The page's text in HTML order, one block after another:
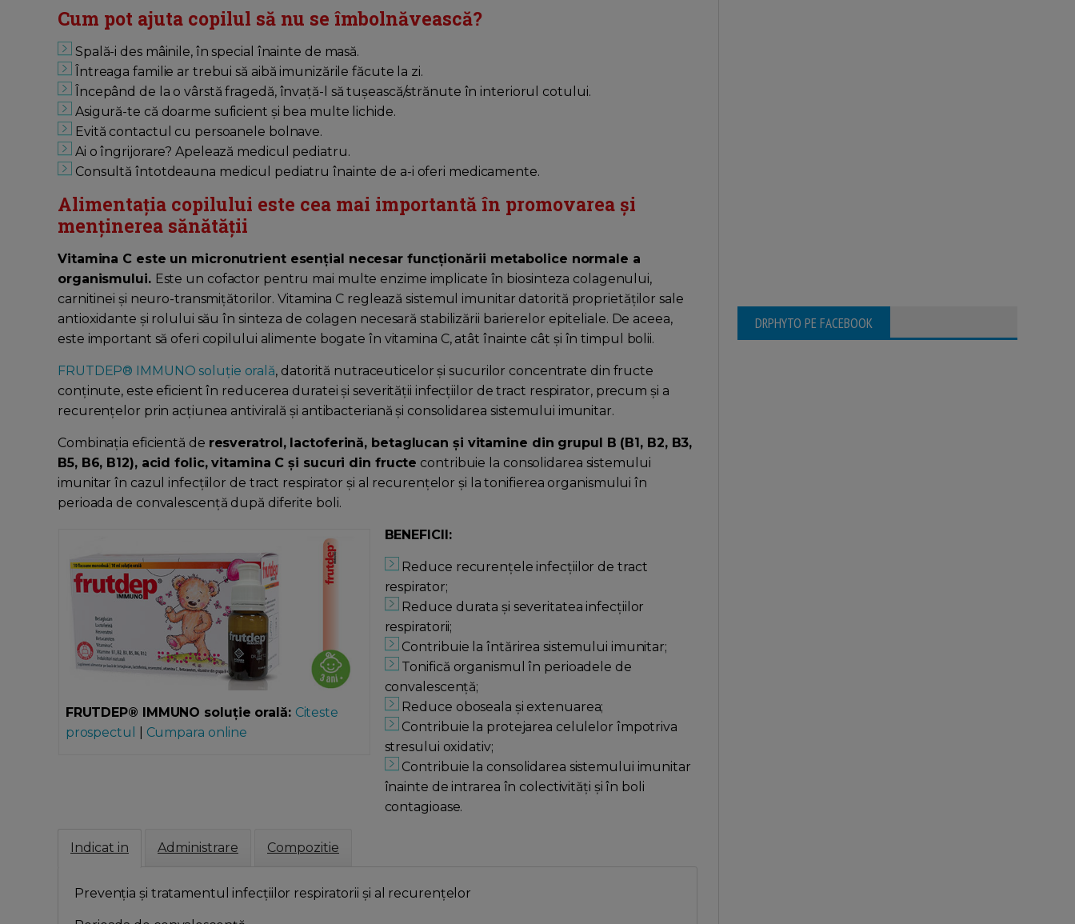
Cum pot ajuta copilul să nu se îmbolnăvească?
Spală-i des mâinile, în special înainte de masă.
Întreaga familie ar trebui să aibă imunizările făcute la zi.
Începând de la o vârstă fragedă, învață-l să tușească/strănute în interiorul cotului.
Asigură-te că doarme suficient și bea multe lichide.
Evită contactul cu persoanele bolnave.
Ai o îngrijorare? Apelează medicul pediatru.
Consultă întotdeauna medicul pediatru înainte de a-i oferi medicamente.
Alimentația copilului este cea mai importantă în promovarea și
menținerea sănătății
Vitamina C este un micronutrient esențial necesar funcționării metabolice normale a
organismului. Este un cofactor pentru mai multe enzime implicate în biosinteza colagenului,
carnitinei și neuro-transmițătorilor. Vitamina C reglează sistemul imunitar datorită proprietăților sale
antioxidante și rolului său în sinteza de colagen necesară stabilizării barierelor epiteliale. De aceea,
este important să oferi copilului alimente bogate în vitamina C, atât înainte cât și în timpul bolii.
FRUTDEP® IMMUNO soluție orală, datorită nutraceuticelor și sucurilor concentrate din fructe
conținute, este eficient în reducerea duratei și severității infecțiilor de tract respirator, precum și a
recurențelor prin acțiunea antivirală și antibacteriană și consolidarea sistemului imunitar.
Combinația eficientă de resveratrol, lactoferină, betaglucan și vitamine din grupul B (B1, B2, B3,
B5, B6, B12), acid folic, vitamina C și sucuri din fructe contribuie la consolidarea sistemului
imunitar în cazul infecțiilor de tract respirator și al recurențelor și la tonifierea organismului în
perioada de convalescență după diferite boli.
FRUTDEP® IMMUNO soluție orală: Citeste
prospectul
Cumpara online
BENEFICII:
Reduce recurențele infecțiilor de tract
respirator;
Reduce durata și severitatea infecțiilor
respiratorii;
Contribuie la întărirea sistemului imunitar;
Tonifică organismul în perioadele de
convalescență;
Reduce oboseala și extenuarea;
Contribuie la protejarea celulelor împotriva
stresului oxidativ;
Contribuie la consolidarea sistemului imunitar
înainte de intrarea în colectivități și în boli
contagioase.
Indicat in Administrare Compozitie
Prevenția și tratamentul infecțiilor respiratorii și al recurențelor
DRPHYTO PE FACEBOOK